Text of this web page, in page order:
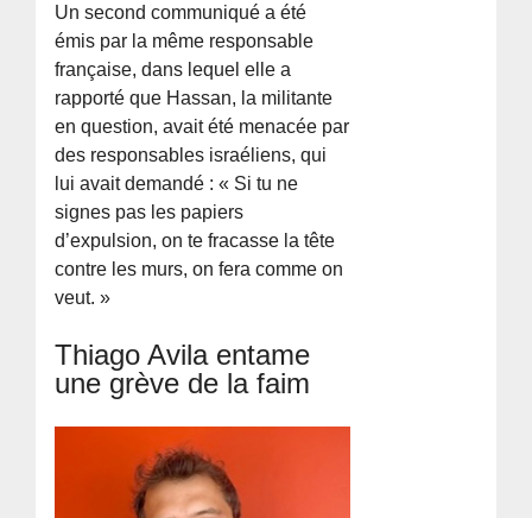
Un second communiqué a été
émis par la même responsable
française, dans lequel elle a
rapporté que Hassan, la militante
en question, avait été menacée par
des responsables israéliens, qui
lui avait demandé : « Si tu ne
signes pas les papiers
d’expulsion, on te fracasse la tête
contre les murs, on fera comme on
veut. »
Thiago Avila entame
une grève de la faim